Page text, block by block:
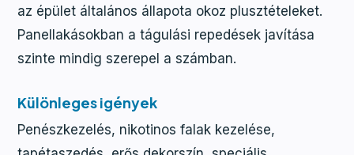
az épület általános állapota okoz plusztételeket.
Panellakásokban a tágulási repedések javítása
szinte mindig szerepel a számban.
Különleges igények
Penészkezelés, nikotinos falak kezelése,